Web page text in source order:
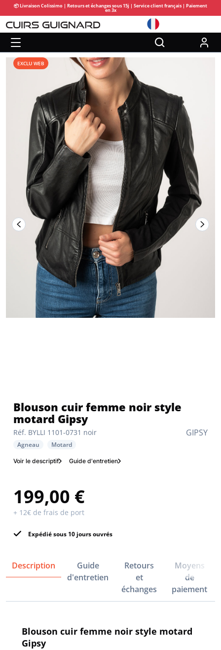
📦 Livraison Colissimo | Retours et échanges sous 15j | Service client français | Paiement
en 3x
GIPSY
Réf. BYLLI 1101-0731 noir
Blouson cuir femme noir style
motard Gipsy
Agneau Motard
Voir le descriptif Guide d'entretien
199,00 €
+ 12€ de frais de port
Expédié sous 10 jours ouvrés
EXCLU WEB
Description
Guide
d'entretien
Retours
et
échanges
Moyens
de
paiement
Blouson cuir femme noir style motard
Gipsy